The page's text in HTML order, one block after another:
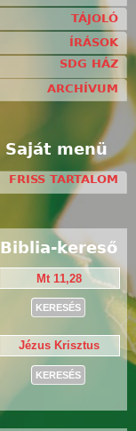
TÁJOLÓ
ÍRÁSOK
SDG HÁZ
ARCHÍVUM
Saját menü
FRISS TARTALOM
Biblia-kereső